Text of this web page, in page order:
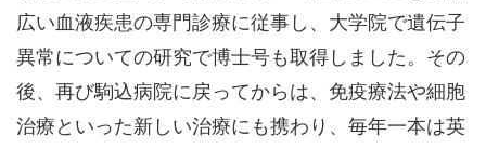
広い血液疾患の専門診療に従事し、大学院で遺伝子
異常についての研究で博士号も取得しました。その
後、再び駒込病院に戻ってからは、免疫療法や細胞
治療といった新しい治療にも携わり、毎年一本は英